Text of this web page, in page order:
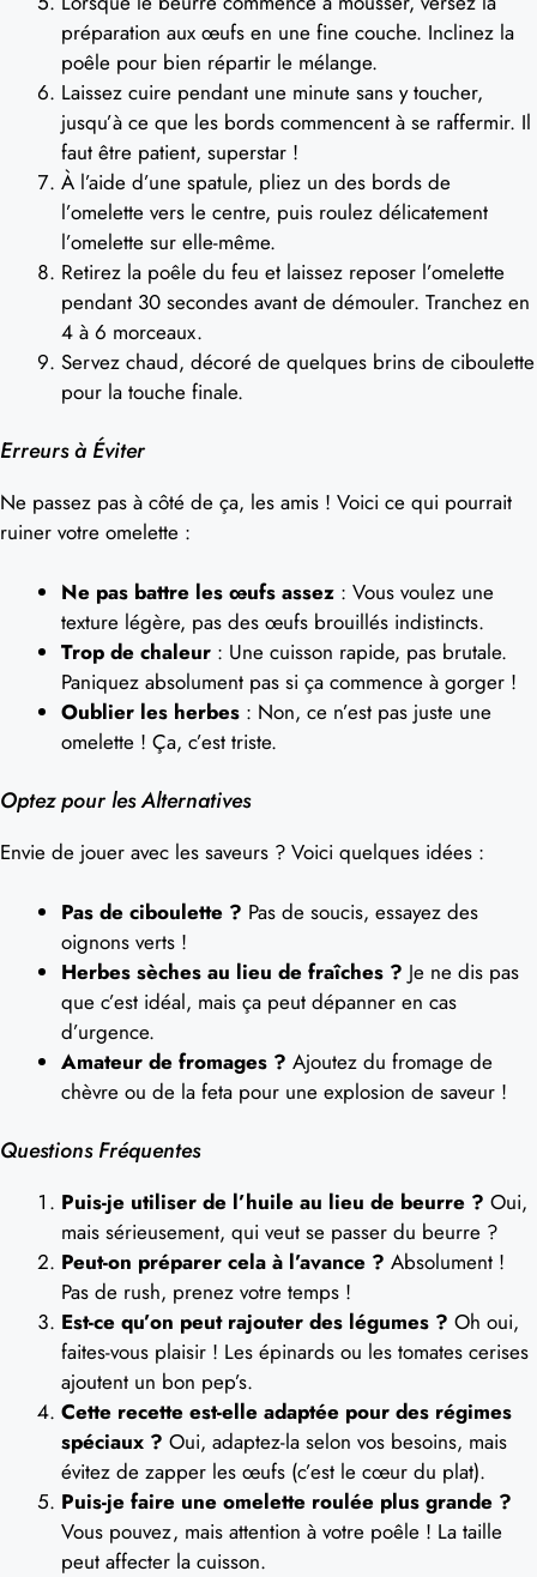
préparation aux œufs en une fine couche. Inclinez la
poêle pour bien répartir le mélange.
Laissez cuire pendant une minute sans y toucher,
jusqu’à ce que les bords commencent à se raffermir. Il
faut être patient, superstar !
À l’aide d’une spatule, pliez un des bords de
l’omelette vers le centre, puis roulez délicatement
l’omelette sur elle-même.
Retirez la poêle du feu et laissez reposer l’omelette
pendant 30 secondes avant de démouler. Tranchez en
4 à 6 morceaux.
Servez chaud, décoré de quelques brins de ciboulette
pour la touche finale.
Erreurs à Éviter
Ne passez pas à côté de ça, les amis ! Voici ce qui pourrait
ruiner votre omelette :
Ne pas battre les œufs assez : Vous voulez une
texture légère, pas des œufs brouillés indistincts.
Trop de chaleur : Une cuisson rapide, pas brutale.
Paniquez absolument pas si ça commence à gorger !
Oublier les herbes : Non, ce n’est pas juste une
omelette ! Ça, c’est triste.
Optez pour les Alternatives
Envie de jouer avec les saveurs ? Voici quelques idées :
Pas de ciboulette ? Pas de soucis, essayez des
oignons verts !
Herbes sèches au lieu de fraîches ? Je ne dis pas
que c’est idéal, mais ça peut dépanner en cas
d’urgence.
Amateur de fromages ? Ajoutez du fromage de
chèvre ou de la feta pour une explosion de saveur !
Questions Fréquentes
Puis-je utiliser de l’huile au lieu de beurre ? Oui,
mais sérieusement, qui veut se passer du beurre ?
Peut-on préparer cela à l’avance ? Absolument !
Pas de rush, prenez votre temps !
Est-ce qu’on peut rajouter des légumes ? Oh oui,
faites-vous plaisir ! Les épinards ou les tomates cerises
ajoutent un bon pep’s.
Cette recette est-elle adaptée pour des régimes
spéciaux ? Oui, adaptez-la selon vos besoins, mais
évitez de zapper les œufs (c’est le cœur du plat).
Puis-je faire une omelette roulée plus grande ?
Vous pouvez, mais attention à votre poêle ! La taille
peut affecter la cuisson.